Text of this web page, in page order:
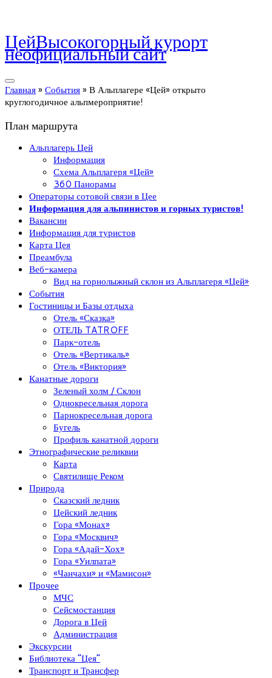
ЦейВысокогорный курорт
неофициальный сайт
Главная» События» В Альплагере «Цей» открыто
круглогодичное альпмероприятие!
План маршрута
Альплагерь Цей
Информация
Схема Альплагеря «Цей»
360 Панорамы
Операторы сотовой связи в Цее
Информация для альпинистов и горных туристов!
Вакансии
Информация для туристов
Карта Цея
Преамбула
Веб-камера
Вид на горнолыжный склон из Альплагеря «Цей»
События
Гостиницы и Базы отдыха
Отель «Сказка»
ОТЕЛЬ TATROFF
Парк-отель
Отель «Вертикаль»
Отель «Виктория»
Канатные дороги
Зеленый холм / Склон
Однокресельная дорога
Парнокресельная дорога
Бугель
Профиль канатной дороги
Этнографические реликвии
Карта
Святилище Реком
Природа
Сказский ледник
Цейский ледник
Гора «Монах»
Гора «Москвич»
Гора «Адай-Хох»
Гора «Уилпата»
«Чанчахи» и «Мамисон»
Прочее
МЧС
Сейсмостанция
Дорога в Цей
Администрация
Экскурсии
Библиотека “Цея”
Транспорт и Трансфер